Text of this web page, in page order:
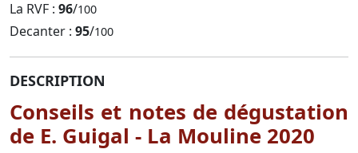
La RVF : 96/100
Decanter : 95/100
DESCRIPTION
Conseils et notes de dégustation
de E. Guigal - La Mouline 2020